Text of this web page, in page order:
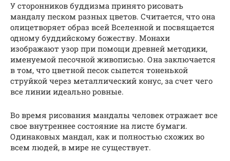
У сторонников буддизма принято рисовать
мандалу песком разных цветов. Считается, что она
олицетворяет образ всей Вселенной и посвящается
одному буддийскому божеству. Монахи
изображают узор при помощи древней методики,
именуемой песочной живописью. Она заключается
в том, что цветной песок сыпется тоненькой
струйкой через металлический конус, за счет чего
все линии идеально ровные.
Во время рисования мандалы человек отражает все
свое внутреннее состояние на листе бумаги.
Одинаковых мандал, как и полностью схожих во
всем людей, в мире не существует.